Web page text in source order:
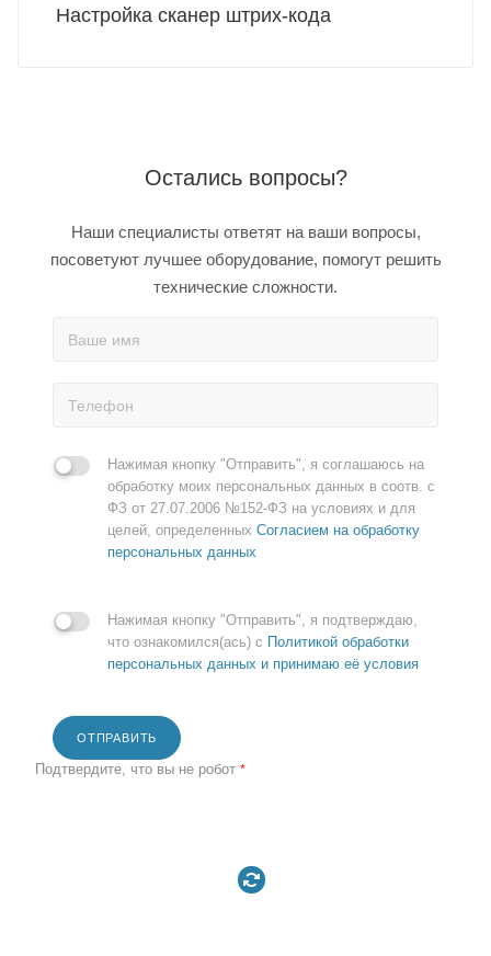
Настройка сканер штрих-кода
Остались вопросы?
Наши специалисты ответят на ваши вопросы,
посоветуют лучшее оборудование, помогут решить
технические сложности.
Нажимая кнопку "Отправить", я соглашаюсь на
обработку моих персональных данных в соотв. с
ФЗ от 27.07.2006 №152-ФЗ на условиях и для
целей, определенных Согласием на обработку
персональных данных
Нажимая кнопку "Отправить", я подтверждаю,
что ознакомился(ась) с Политикой обработки
персональных данных и принимаю её условия
ОТПРАВИТЬ
Подтвердите, что вы не робот *